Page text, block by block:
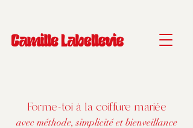
Forme-toi à la coiffure mariée
avec méthode, simplicité et bienveillance